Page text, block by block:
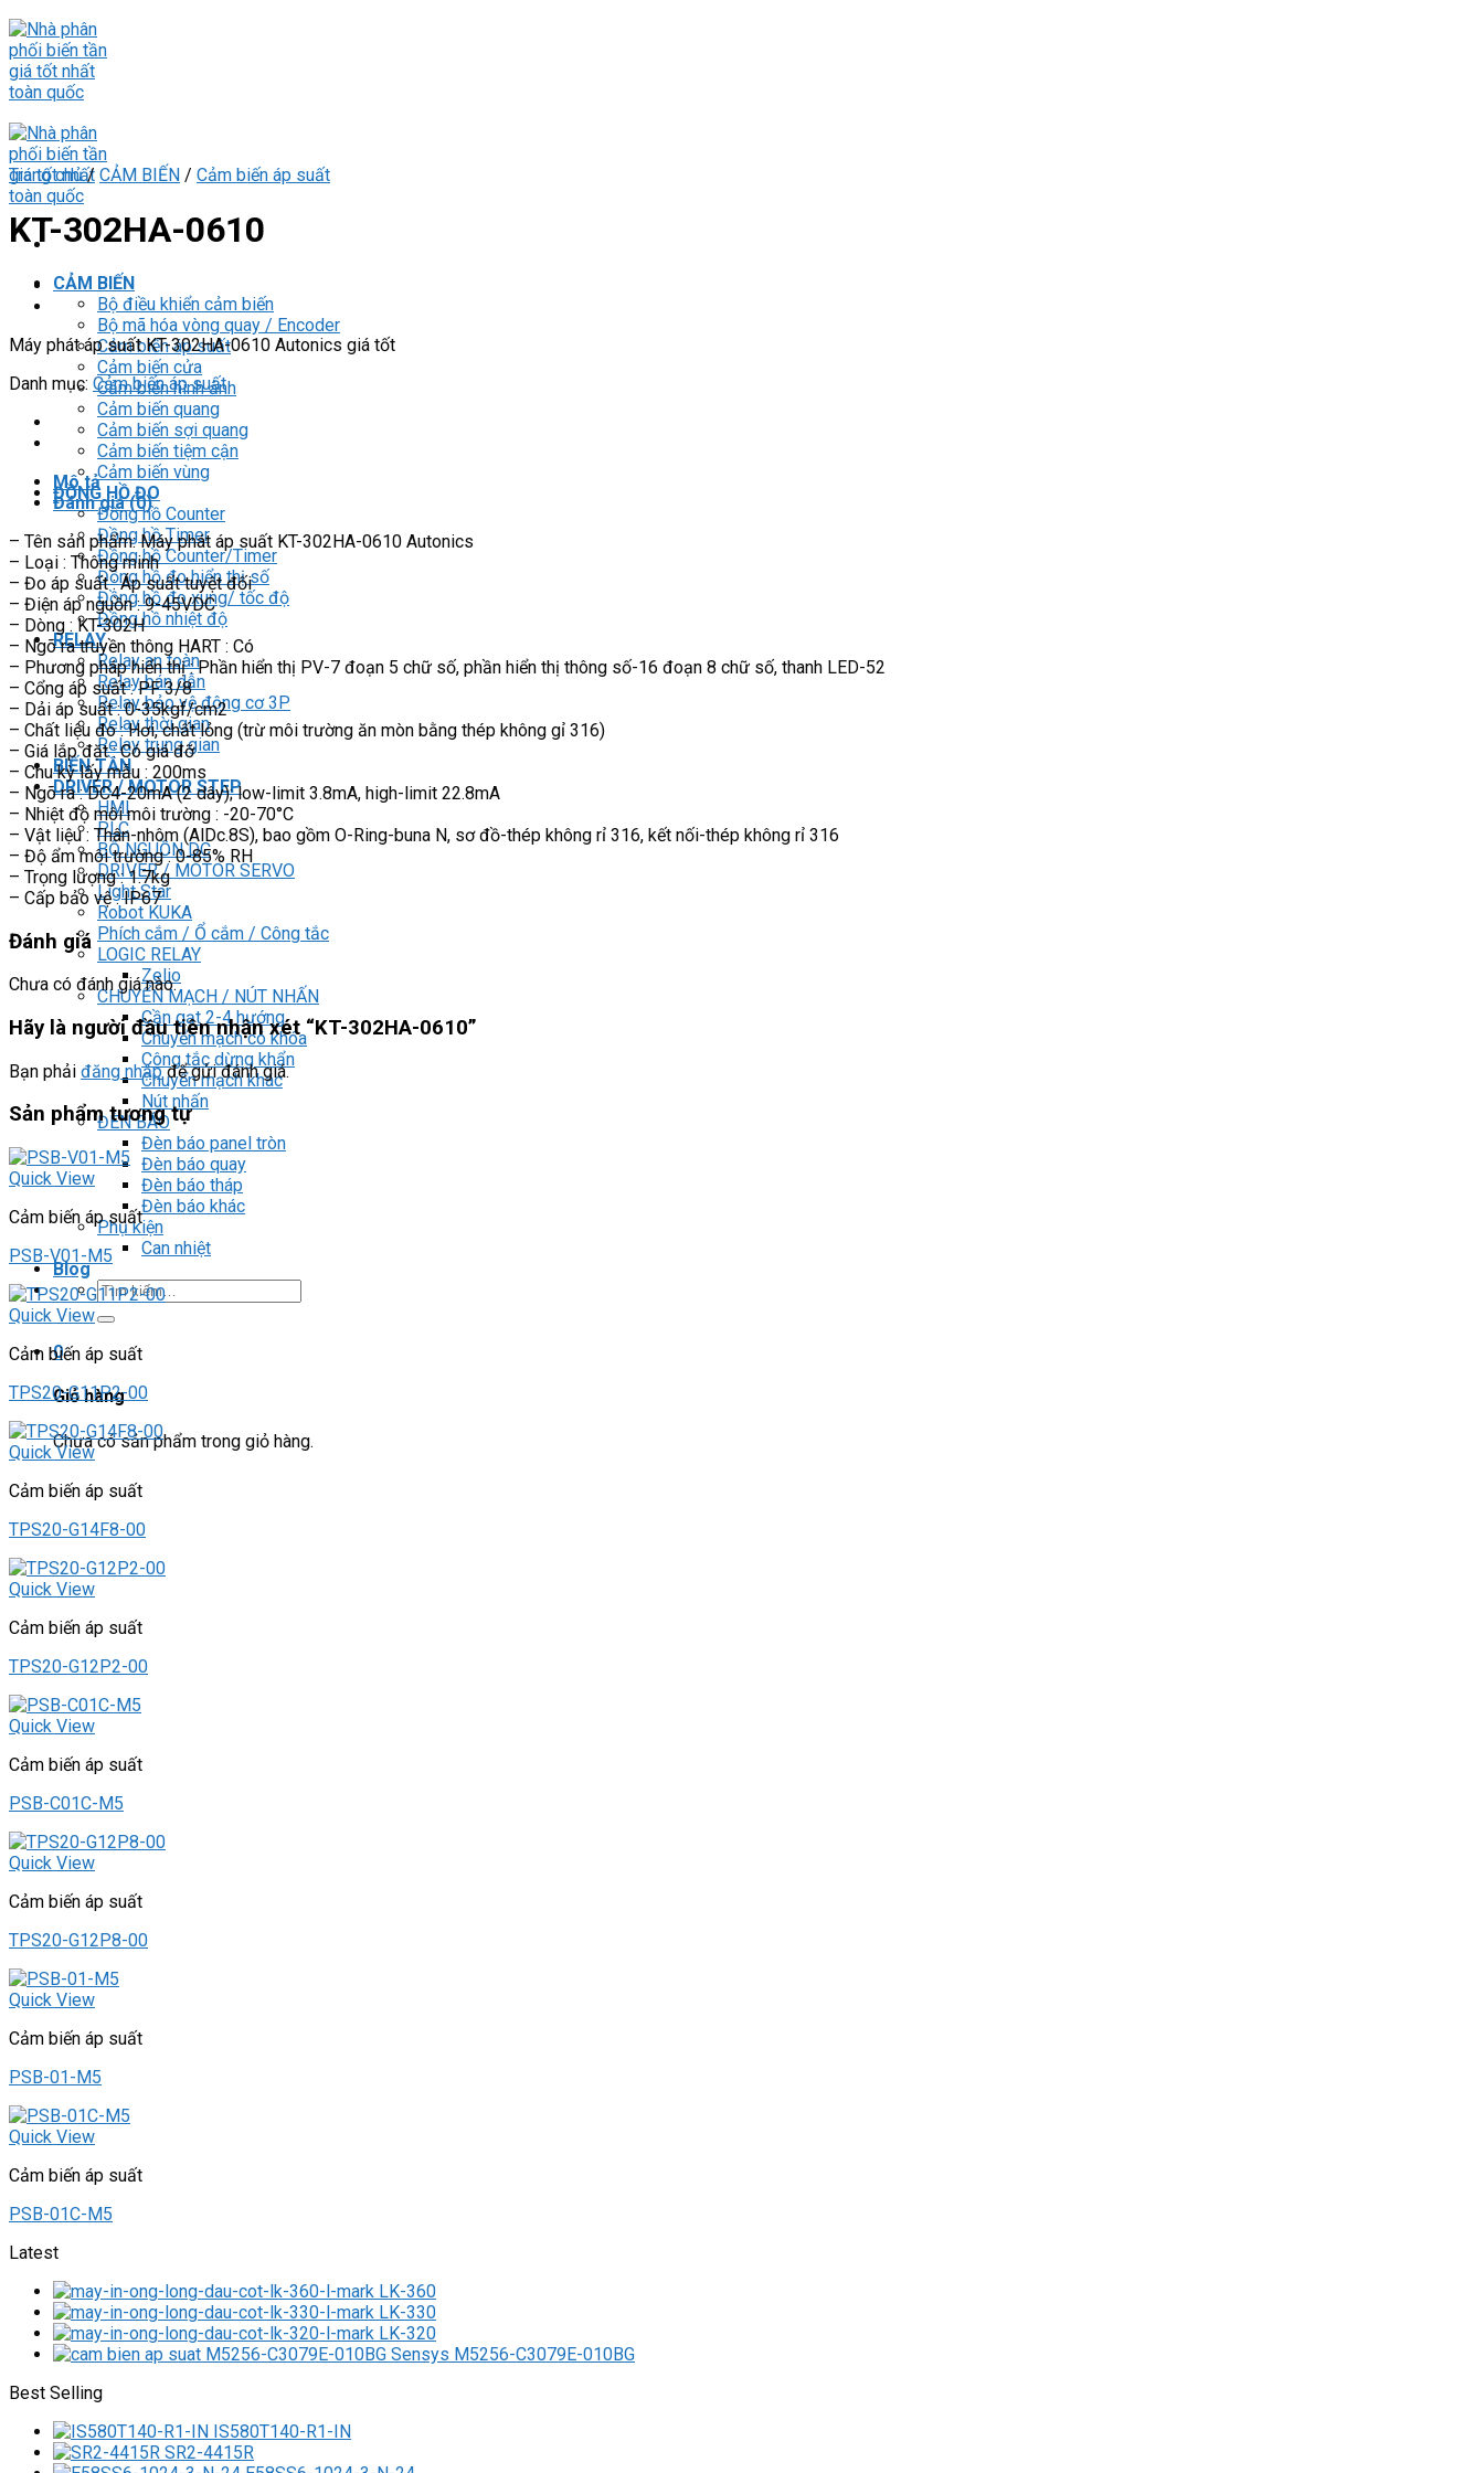
Skip
to
content
CẢM BIẾN
Bộ điều khiển cảm biến
Bộ mã hóa vòng quay / Encoder
Cảm biến áp suất
Cảm biến cửa
Cảm biến hình ảnh
Cảm biến quang
Cảm biến sợi quang
Cảm biến tiệm cận
Cảm biến vùng
ĐỒNG HỒ ĐO
Đồng hồ Counter
Đồng hồ Timer
Đồng hồ Counter/Timer
Đồng hồ đo hiển thị số
Đồng hồ đo xung/ tốc độ
Đồng hồ nhiệt độ
RELAY
Relay an toàn
Relay bán dẫn
Relay bảo vệ động cơ 3P
Relay thời gian
Relay trung gian
BIẾN TẦN
DRIVER / MOTOR STEP
HMI
PLC
BỘ NGUỒN DC
DRIVER / MOTOR SERVO
Light Star
Robot KUKA
Phích cắm / Ổ cắm / Công tắc
LOGIC RELAY
Zelio
CHUYỂN MẠCH / NÚT NHẤN
Cần gạt 2-4 hướng
Chuyển mạch có khóa
Công tắc dừng khẩn
Chuyển mạch khác
Nút nhấn
ĐÈN BÁO
Đèn báo panel tròn
Đèn báo quay
Đèn báo tháp
Đèn báo khác
Phụ kiện
Can nhiệt
Blog
Tìm
kiếm:
0
Giỏ hàng
Chưa có sản phẩm trong giỏ hàng.
Trang chủ / CẢM BIẾN / Cảm biến áp suất
KT-302HA-0610
Máy phát áp suất KT-302HA-0610 Autonics giá tốt
Danh mục: Cảm biến áp suất
Mô tả
Đánh giá (0)
– Tên sản phẩm: Máy phát áp suất KT-302HA-0610 Autonics
– Loại : Thông minh
– Đo áp suất : Áp suất tuyệt đối
– Điện áp nguồn : 9-45VDC
– Dòng : KT-302H
– Ngõ ra truyền thông HART : Có
– Phương pháp hiển thị : Phần hiển thị PV-7 đoạn 5 chữ số, phần hiển thị thông số-16 đoạn 8 chữ số, thanh LED-52
– Cổng áp suất : PF 3/8
– Dải áp suất : 0-35kgf/cm2
– Chất liệu đo : Hơi, chất lỏng (trừ môi trường ăn mòn bằng thép không gỉ 316)
– Giá lắp đặt : Có giá đỡ
– Chu kỳ lấy mẫu : 200ms
– Ngõ ra : DC4-20mA (2 dây); low-limit 3.8mA, high-limit 22.8mA
– Nhiệt độ môi môi trường : -20-70°C
– Vật liệu : Thân-nhôm (AlDc.8S), bao gồm O-Ring-buna N, sơ đồ-thép không rỉ 316, kết nối-thép không rỉ 316
– Độ ẩm môi trường : 0-85% RH
– Trọng lượng : 1.7kg
– Cấp bảo vệ : IP67
Đánh giá
Chưa có đánh giá nào.
Hãy là người đầu tiên nhận xét “KT-302HA-0610”
Bạn phải đăng nhậpđể gửi đánh giá.
Sản phẩm tương tự
Quick View
Cảm biến áp suất
PSB-V01-M5
Quick View
Cảm biến áp suất
TPS20-G11P2-00
Quick View
Cảm biến áp suất
TPS20-G14F8-00
Quick View
Cảm biến áp suất
TPS20-G12P2-00
Quick View
Cảm biến áp suất
PSB-C01C-M5
Quick View
Cảm biến áp suất
TPS20-G12P8-00
Quick View
Cảm biến áp suất
PSB-01-M5
Quick View
Cảm biến áp suất
PSB-01C-M5
Latest
LK-360
LK-330
LK-320
M5256-C3079E-010BG
Best Selling
IS580T140-R1-IN
SR2-4415R